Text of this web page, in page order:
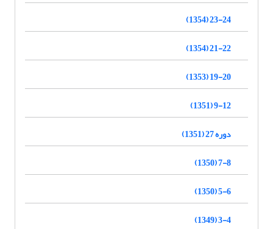
23-24 (1354)
21-22 (1354)
19-20 (1353)
9-12 (1351)
دوره 27 (1351)
7-8 (1350)
5-6 (1350)
3-4 (1349)